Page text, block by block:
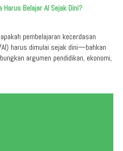
Harus Belajar AI Sejak Dini?
pembelajaran kecerdasan
harus dimulai sejak dini—bahkan
argumen pendidikan, ekonomi,